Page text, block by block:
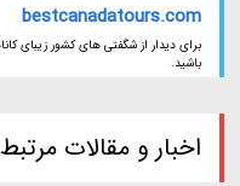
bestcanadatours.com
باشید.
اخبار و مقالات مرتبط